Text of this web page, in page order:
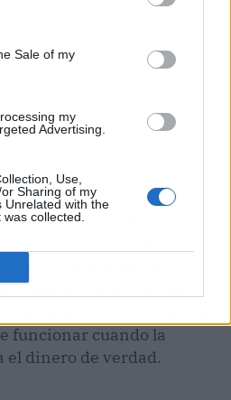
Sale of my
my
Advertising.
Use,
Sharing of my
Unrelated with the
collected.
—la empresa de Dario
precisamente a los
el segmento
dispuesto a pagar. Eso
sobre la compañía,
funcionar cuando la
el dinero de verdad.